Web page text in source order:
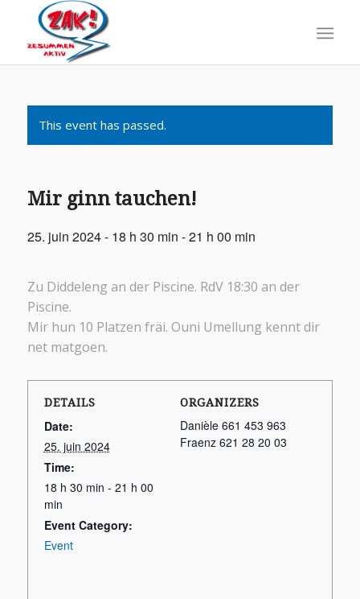
This event has passed.
Mir ginn tauchen!
25. juin 2024 - 18 h 30 min -21 h 00 min
Zu Diddeleng an der Piscine. RdV 18:30 an der
Piscine.
Mir hun 10 Platzen fräi. Ouni Umellung kennt dir
net matgoen.
DETAILS
Date:
25. juin 2024
Time:
18 h 30 min - 21 h 00
min
Event Category:
Event
ORGANIZERS
Danièle 661 453 963
Fraenz 621 28 20 03